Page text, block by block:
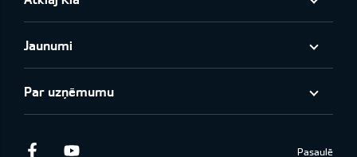
Jaunumi
Par uzņēmumu
Facebook Pasaulē